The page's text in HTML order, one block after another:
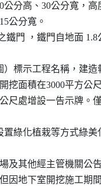
公分高、30公分寬，
公分寬。
鐵門 ，鐵門自地面
）標示工程名稱，建造
開挖面積在3000平方公
公尺處增設一告示牌。
置綠化植栽等方式綠美
場及其他經主管機關公
但因地下室開挖施工期